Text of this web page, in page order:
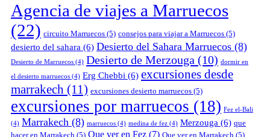
Agencia de viajes a Marruecos
(22) circuito Marruecos (5) consejos para viajar a Marruecos (5)
desierto del sahara (6) Desierto del Sahara Marruecos (8)
Desierto de Marruecos (4) Desierto de Merzouga (10) dormir en
el desierto marruecos (4) Erg Chebbi (6) excursiones desde
marrakech (11) excursiones desierto marruecos (5)
excursiones por marruecos (18) Fez el-Bali
(4) Marrakech (8) marruecos (4) medina de fez (4) Merzouga (6) que
hacer en Marrakech (5) Que ver en Fez (7) Que ver en Marrakech (5)